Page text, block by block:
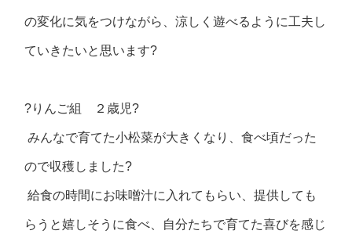
の変化に気をつけながら、涼しく遊べるように工夫し
ていきたいと思います?
?りんご組 ２歳児?
みんなで育てた小松菜が大きくなり、食べ頃だった
ので収穫しました?
給食の時間にお味噌汁に入れてもらい、提供しても
らうと嬉しそうに食べ、自分たちで育てた喜びを感じ